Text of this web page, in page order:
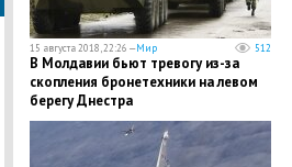
15 августа 2018, 22:26 —Мир 512
В Молдавии бьют тревогу из-за
скопления бронетехники на левом
берегу Днестра